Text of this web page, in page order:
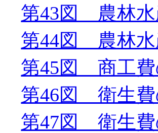
第43図 農林水
第44図 農林水
第45図 商工費
第46図 衛生費
第47図 衛生費